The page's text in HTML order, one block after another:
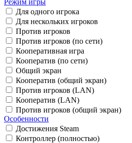
Для одного игрока
Для нескольких игроков
Против игроков
Против игроков (по сети)
Кооперативная игра
Кооператив (по сети)
Общий экран
Кооператив (общий экран)
Против игроков (LAN)
Кооператив (LAN)
Против игроков (общий экран)
Особенности
Достижения Steam
Контроллер (полностью)